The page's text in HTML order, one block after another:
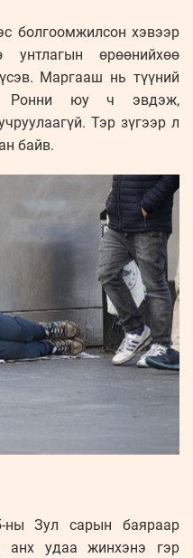
болгоомжилсон хэвээр
унтлагын өрөөнийхөө
Маргааш нь түүний
Ронни юу ч эвдэж,
Тэр зүгээр л
байв.
ны Зул сарын баяраар
анх удаа жинхэнэ гэр